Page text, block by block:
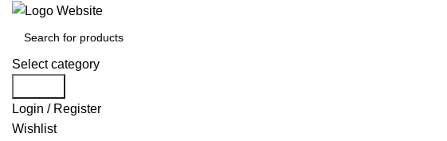
Select category
Login / Register
Wishlist